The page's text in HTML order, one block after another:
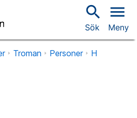
search
Sök
menu
Meny
Troman Personer H